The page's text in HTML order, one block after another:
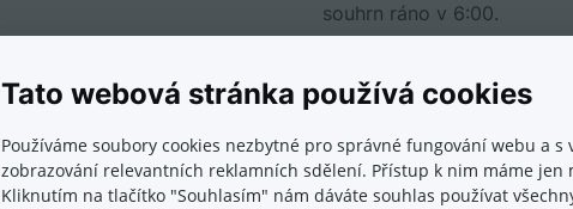
souhrn ráno v 6:00.
Součástí administrace je
zpětně sledovat, co se s
Aplikace reaguje jak na
administraci e-shopu.
Tato webová stránka používá cookies
Používáme soubory cookies nezbytné pro správné fungování webu a
zobrazování relevantních reklamních sdělení. Přístup k nim máme
Kliknutím na tlačítko "Souhlasím" nám dáváte souhlas používat